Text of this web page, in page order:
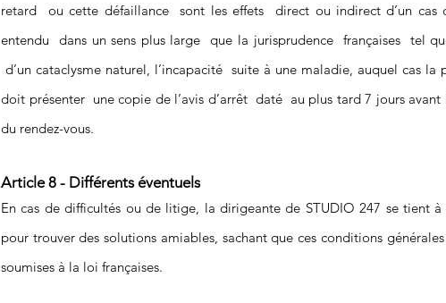
retard ou cette défaillance sont les effets direct ou indirect d’un cas
entendu dans un sens plus large que la jurisprudence françaises tel
d’un cataclysme naturel, l’incapacité suite à une maladie, auquel cas
doit présenter une copie de l’avis d’arrêt daté au plus tard 7 jours avant
du rendez-vous.
Article 8 - Différents éventuels
En cas de difficultés ou de litige, la dirigeante de STUDIO 247 se tient
pour trouver des solutions amiables, sachant que ces conditions
soumises à la loi françaises.